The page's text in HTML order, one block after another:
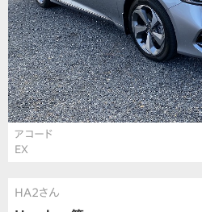
アコード
EX
HA2さん